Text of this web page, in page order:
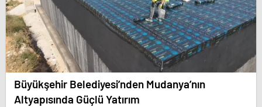
Büyükşehir Belediyesi’nden Mudanya’nın
Altyapısında Güçlü Yatırım